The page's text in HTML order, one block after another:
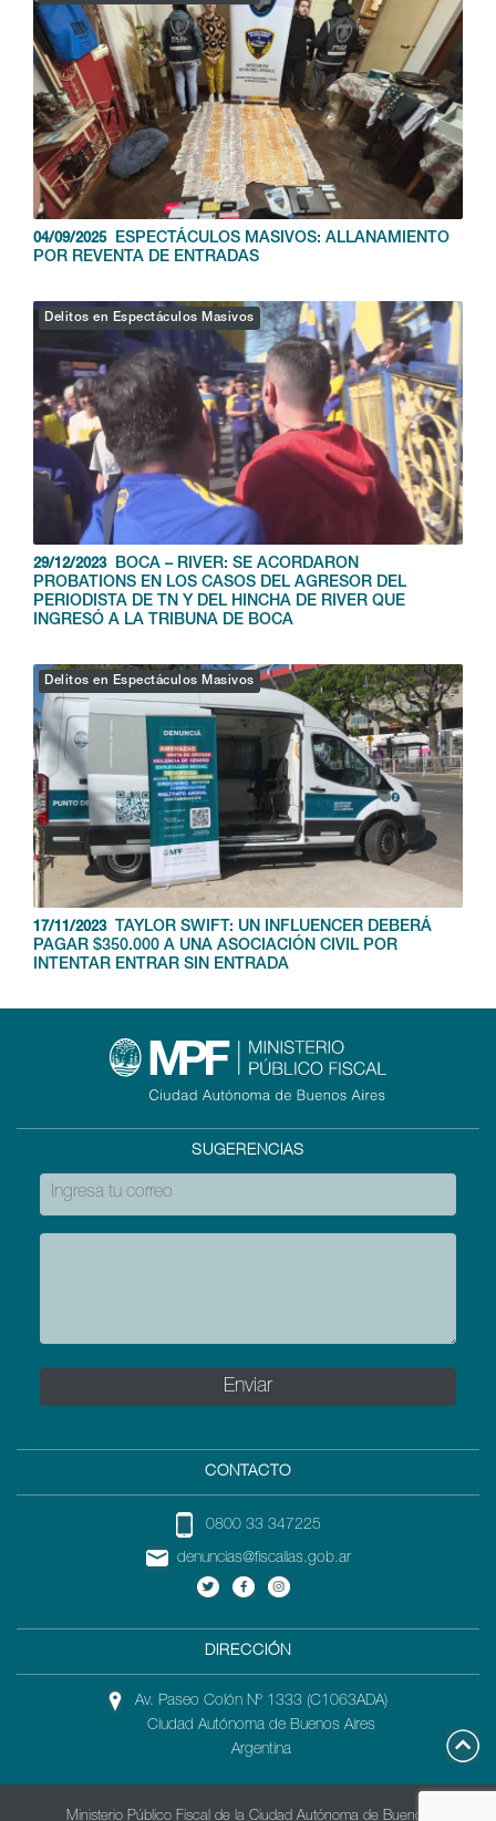
04/09/2025
ESPECTÁCULOS MASIVOS: ALLANAMIENTO
POR REVENTA DE ENTRADAS
Delitos en Espectáculos Masivos
29/12/2023
BOCA – RIVER: SE ACORDARON
PROBATIONS EN LOS CASOS DEL AGRESOR DEL
PERIODISTA DE TN Y DEL HINCHA DE RIVER QUE
INGRESÓ A LA TRIBUNA DE BOCA
Delitos en Espectáculos Masivos
17/11/2023
TAYLOR SWIFT: UN INFLUENCER DEBERÁ
PAGAR $350.000 A UNA ASOCIACIÓN CIVIL POR
INTENTAR ENTRAR SIN ENTRADA
SUGERENCIAS
CONTACTO
0800 33 347225
denuncias@fiscalias.gob.ar
DIRECCIÓN
Av. Paseo Colón Nº 1333 (C1063ADA)
Ciudad Autónoma de Buenos Aires
Argentina
Ministerio Público Fiscal de la Ciudad Autónoma de Buenos